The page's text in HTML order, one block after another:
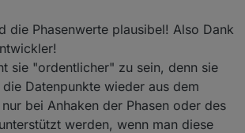
die Phasenwerte plausibel! Also Dank
sie "ordentlicher" zu sein, denn sie
Datenpunkte wieder aus dem
bei Anhaken der Phasen oder des
werden, wenn man diese